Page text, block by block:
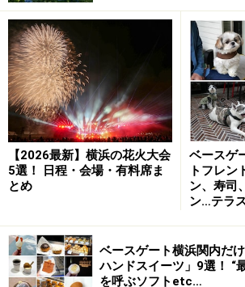
“チーズが主役のチーズバーガー”を
ンズ、パティからサイドメニューま
引き出すメニューが楽しめます。
基本メニューは、ビーフ100%
「D.G.M（だいごみ）チーズバーガー
自家製ローストビーフが入った「D.G.M
ストビーフチーズバーガー（1400円）
【2026最新】横浜の花火大会
5選！ 日程・会場・有料席ま
とめ
ベースゲ
トフレン
ン、寿司
ン…テラ
ベースゲート横浜関内だ
ハンドスイーツ」9選！ “
を呼ぶソフトetc…